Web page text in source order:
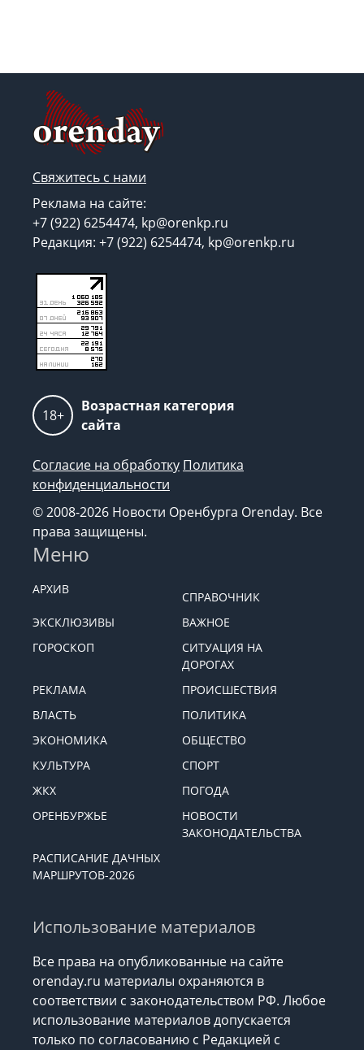
Свяжитесь с нами
Реклама на сайте:
+7 (922) 6254474, kp@orenkp.ru
Редакция: +7 (922) 6254474, kp@orenkp.ru
18+
Возрастная категория
сайта
Согласие на обработку Политика
конфиденциальности
© 2008-2026 Новости Оренбурга Orenday. Все
права защищены.
Меню
АРХИВ
СПРАВОЧНИК
ЭКСКЛЮЗИВЫ
ВАЖНОЕ
ГОРОСКОП
СИТУАЦИЯ НА
ДОРОГАХ
РЕКЛАМА
ПРОИСШЕСТВИЯ
ВЛАСТЬ
ПОЛИТИКА
ЭКОНОМИКА
ОБЩЕСТВО
КУЛЬТУРА
СПОРТ
ЖКХ
ПОГОДА
ОРЕНБУРЖЬЕ
НОВОСТИ
ЗАКОНОДАТЕЛЬСТВА
РАСПИСАНИЕ ДАЧНЫХ
МАРШРУТОВ-2026
Использование материалов
Все права на опубликованные на сайте
orenday.ru материалы охраняются в
соответствии с законодательством РФ. Любое
использование материалов допускается
только по согласованию с Редакцией с